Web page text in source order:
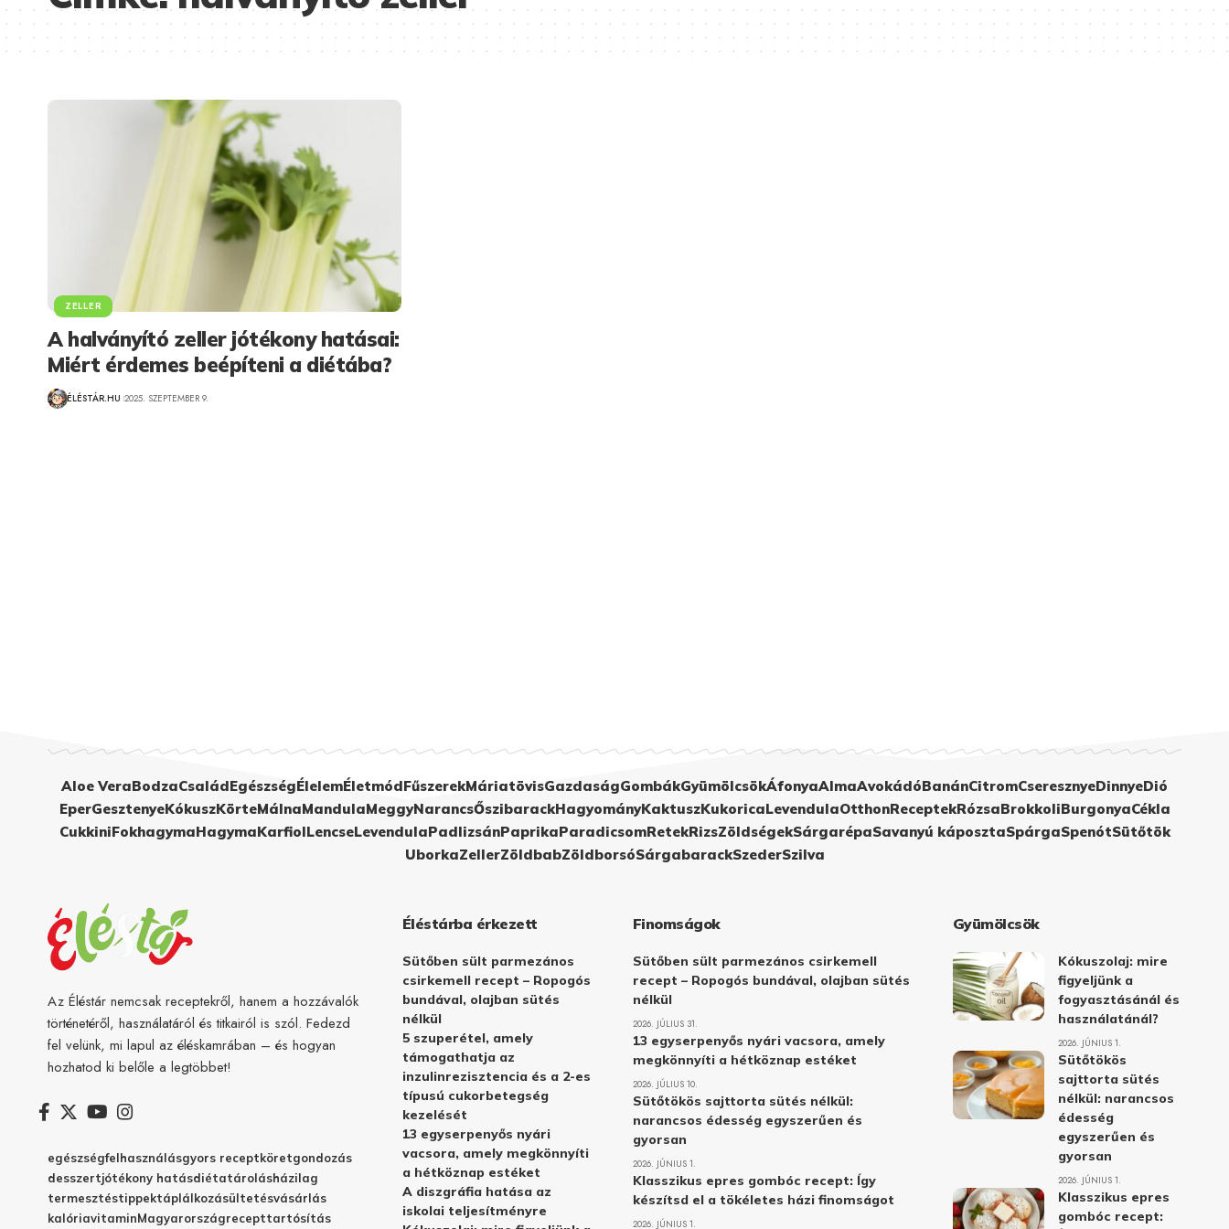
ZELLER
A halványító zeller jótékony hatásai:
Miért érdemes beépíteni a diétába?
ÉLÉSTÁR.HU 2025. SZEPTEMBER 9.
Aloe VeraBodzaCsaládEgészségÉlelemÉletmódFűszerekMáriatövisGazdaságGombákGyümölcsökÁfonyaAlmaAvokádóBanánCitromCseresznyeDinnyeDió
EperGesztenyeKókuszKörteMálnaMandulaMeggyNarancsŐszibarackHagyományKaktuszKukoricaLevendulaOtthonReceptekRózsaBrokkoliBurgonyaCékla
CukkiniFokhagymaHagymaKarfiolLencseLevendulaPadlizsánPaprikaParadicsomRetekRizsZöldségekSárgarépaSavanyú káposztaSpárgaSpenótSütőtök
UborkaZellerZöldbabZöldborsóSárgabarackSzederSzilva
Az Éléstár nemcsak receptekről, hanem a hozzávalók
történetéről, használatáról és titkairól is szól. Fedezd
fel velünk, mi lapul az éléskamrában – és hogyan
hozhatod ki belőle a legtöbbet!
egészségfelhasználásgyors receptköretgondozás
desszertjótékony hatásdiétatárolásházilag
termesztéstippektáplálkozásültetésvásárlás
kalóriavitaminMagyarországrecepttartósítás
Éléstárba érkezett
Sütőben sült parmezános
csirkemell recept – Ropogós
bundával, olajban sütés
nélkül
5 szuperétel, amely
támogathatja az
inzulinrezisztencia és a 2-es
típusú cukorbetegség
kezelését
13 egyserpenyős nyári
vacsora, amely megkönnyíti
a hétköznap estéket
A diszgráfia hatása az
iskolai teljesítményre
Finomságok
Sütőben sült parmezános csirkemell
recept – Ropogós bundával, olajban sütés
nélkül
2026. JÚLIUS 31.
13 egyserpenyős nyári vacsora, amely
megkönnyíti a hétköznap estéket
2026. JÚLIUS 10.
Sütőtökös sajttorta sütés nélkül:
narancsos édesség egyszerűen és
gyorsan
2026. JÚNIUS 1.
Klasszikus epres gombóc recept: Így
készítsd el a tökéletes házi finomságot
2026. JÚNIUS 1.
Gyümölcsök
Kókuszolaj: mire
figyeljünk a
fogyasztásánál és
használatánál?
2026. JÚNIUS 1.
Sütőtökös
sajttorta sütés
nélkül: narancsos
édesség
egyszerűen és
gyorsan
2026. JÚNIUS 1.
Klasszikus epres
gombóc recept: